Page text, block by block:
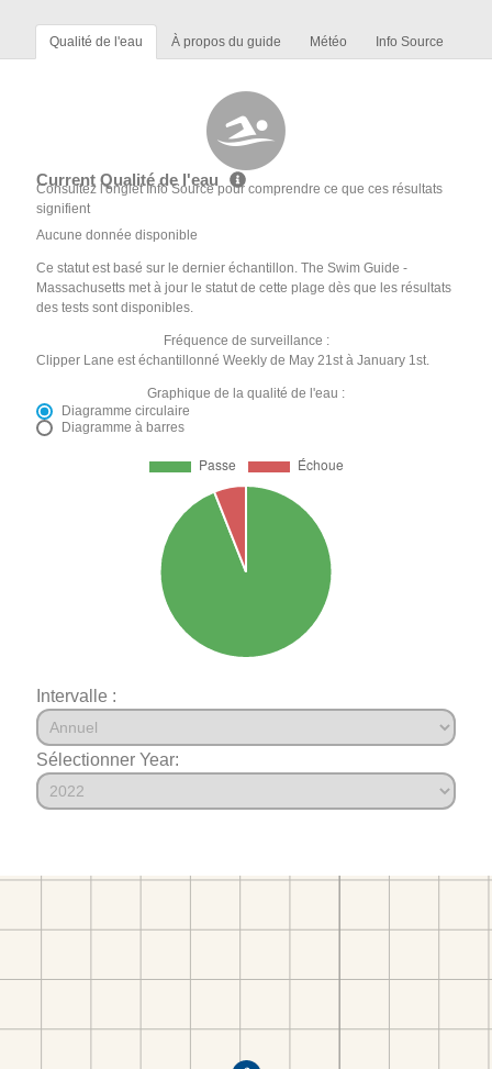
Qualité de l'eau À propos du guide Météo Info Source
Current Qualité de l'eau
Consultez l'onglet Info Source pour comprendre ce que ces résultats
signifient
Aucune donnée disponible
Ce statut est basé sur le dernier échantillon. The Swim Guide -
Massachusetts met à jour le statut de cette plage dès que les résultats
des tests sont disponibles.
Fréquence de surveillance :
Clipper Lane est échantillonné Weekly de May 21st à January 1st.
Graphique de la qualité de l'eau :
Diagramme circulaire
Diagramme à barres
Intervalle :
Sélectionner Year: